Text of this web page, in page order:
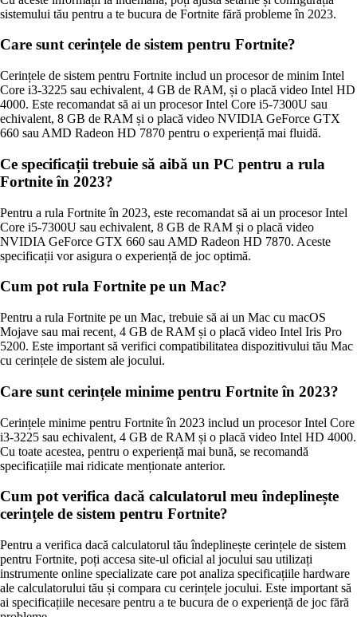
sistemului tău pentru a te bucura de Fortnite fără probleme în 2023.
Care sunt cerințele de sistem pentru Fortnite?
Cerințele de sistem pentru Fortnite includ un procesor de minim Intel
Core i3-3225 sau echivalent, 4 GB de RAM, și o placă video Intel HD
4000. Este recomandat să ai un procesor Intel Core i5-7300U sau
echivalent, 8 GB de RAM și o placă video NVIDIA GeForce GTX
660 sau AMD Radeon HD 7870 pentru o experiență mai fluidă.
Ce specificații trebuie să aibă un PC pentru a rula
Fortnite în 2023?
Pentru a rula Fortnite în 2023, este recomandat să ai un procesor Intel
Core i5-7300U sau echivalent, 8 GB de RAM și o placă video
NVIDIA GeForce GTX 660 sau AMD Radeon HD 7870. Aceste
specificații vor asigura o experiență de joc optimă.
Cum pot rula Fortnite pe un Mac?
Pentru a rula Fortnite pe un Mac, trebuie să ai un Mac cu macOS
Mojave sau mai recent, 4 GB de RAM și o placă video Intel Iris Pro
5200. Este important să verifici compatibilitatea dispozitivului tău Mac
cu cerințele de sistem ale jocului.
Care sunt cerințele minime pentru Fortnite în 2023?
Cerințele minime pentru Fortnite în 2023 includ un procesor Intel Core
i3-3225 sau echivalent, 4 GB de RAM și o placă video Intel HD 4000.
Cu toate acestea, pentru o experiență mai bună, se recomandă
specificațiile mai ridicate menționate anterior.
Cum pot verifica dacă calculatorul meu îndeplinește
cerințele de sistem pentru Fortnite?
Pentru a verifica dacă calculatorul tău îndeplinește cerințele de sistem
pentru Fortnite, poți accesa site-ul oficial al jocului sau utilizați
instrumente online specializate care pot analiza specificațiile hardware
ale calculatorului tău și compara cu cerințele jocului. Este important să
ai specificațiile necesare pentru a te bucura de o experiență de joc fără